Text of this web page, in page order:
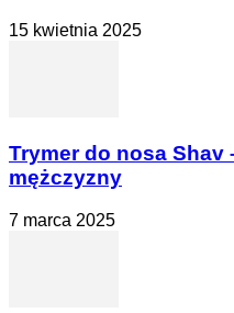
15 kwietnia 2025
Trymer do nosa
mężczyzny
7 marca 2025